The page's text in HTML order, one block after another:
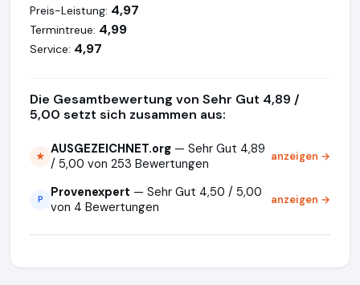
Preis-Leistung: 4,97
Termintreue: 4,99
Service: 4,97
Die Gesamtbewertung von Sehr Gut 4,89 /
5,00 setzt sich zusammen aus:
★ AUSGEZEICHNET.org — Sehr Gut 4,89
/ 5,00 von 253 Bewertungen
anzeigen →
P Provenexpert — Sehr Gut 4,50 / 5,00
von 4 Bewertungen
anzeigen →